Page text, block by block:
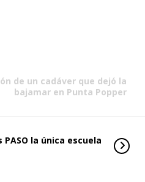
de un cadáver que dejó la
bajamar en Punta Popper
la única escuela